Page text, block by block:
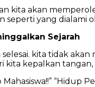
kita akan
seperti yang dialami
Sejarah
kita tidak
kita kepalkan
“Hidup